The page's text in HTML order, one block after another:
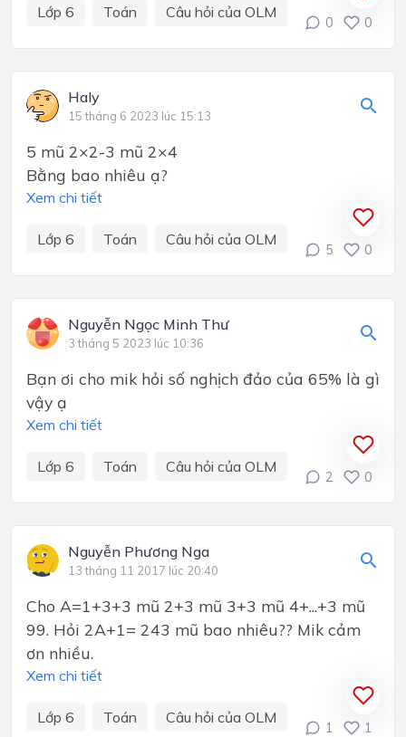
Lớp 6 Toán Câu hỏi của OLM
0 0
Haly
15 tháng 6 2023 lúc 15:13
5 mũ 2×2-3 mũ 2×4
Bằng bao nhiêu ạ?
Xem chi tiết
Lớp 6 Toán Câu hỏi của OLM
5 0
Nguyễn Ngọc Minh Thư
3 tháng 5 2023 lúc 10:36
Bạn ơi cho mik hỏi số nghịch đảo của 65% là gì
vậy ạ
Xem chi tiết
Lớp 6 Toán Câu hỏi của OLM
2 0
Nguyễn Phương Nga
13 tháng 11 2017 lúc 20:40
Cho A=1+3+3 mũ 2+3 mũ 3+3 mũ 4+...+3 mũ
99. Hỏi 2A+1= 243 mũ bao nhiêu?? Mik cảm
ơn nhiều.
Xem chi tiết
Lớp 6 Toán Câu hỏi của OLM
1 1